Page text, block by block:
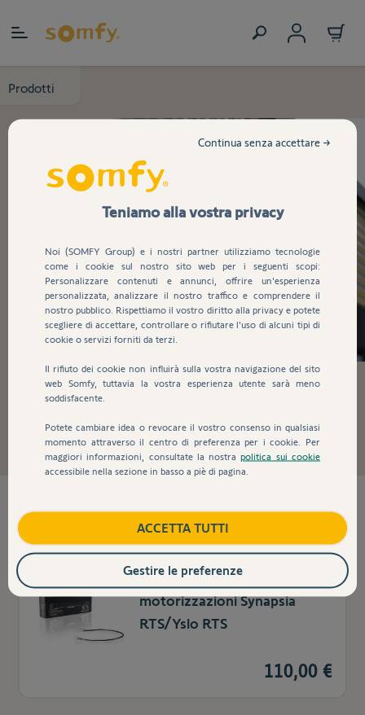
Prodotti
Tapparelle e persiane
Batteria di sostituzione per
motorizzazioni Synapsia
RTS/Yslo RTS
110,00 €
Teniamo alla vostra privacy
Noi (SOMFY Group) e i nostri partner utilizziamo tecnologie
come i cookie sul nostro sito web per i seguenti scopi:
Personalizzare contenuti e annunci, offrire un'esperienza
personalizzata, analizzare il nostro traffico e comprendere il
nostro pubblico. Rispettiamo il vostro diritto alla privacy e potete
scegliere di accettare, controllare o rifiutare l'uso di alcuni tipi di
cookie o servizi forniti da terzi.
Il rifiuto dei cookie non influirà sulla vostra navigazione del sito
web Somfy, tuttavia la vostra esperienza utente sarà meno
soddisfacente.
Potete cambiare idea o revocare il vostro consenso in qualsiasi
momento attraverso il centro di preferenza per i cookie. Per
maggiori informazioni, consultate la nostrapolitica sui cookie
accessibile nella sezione in basso a piè di pagina.
Continua senza accettare →
ACCETTA TUTTI
Gestire le preferenze